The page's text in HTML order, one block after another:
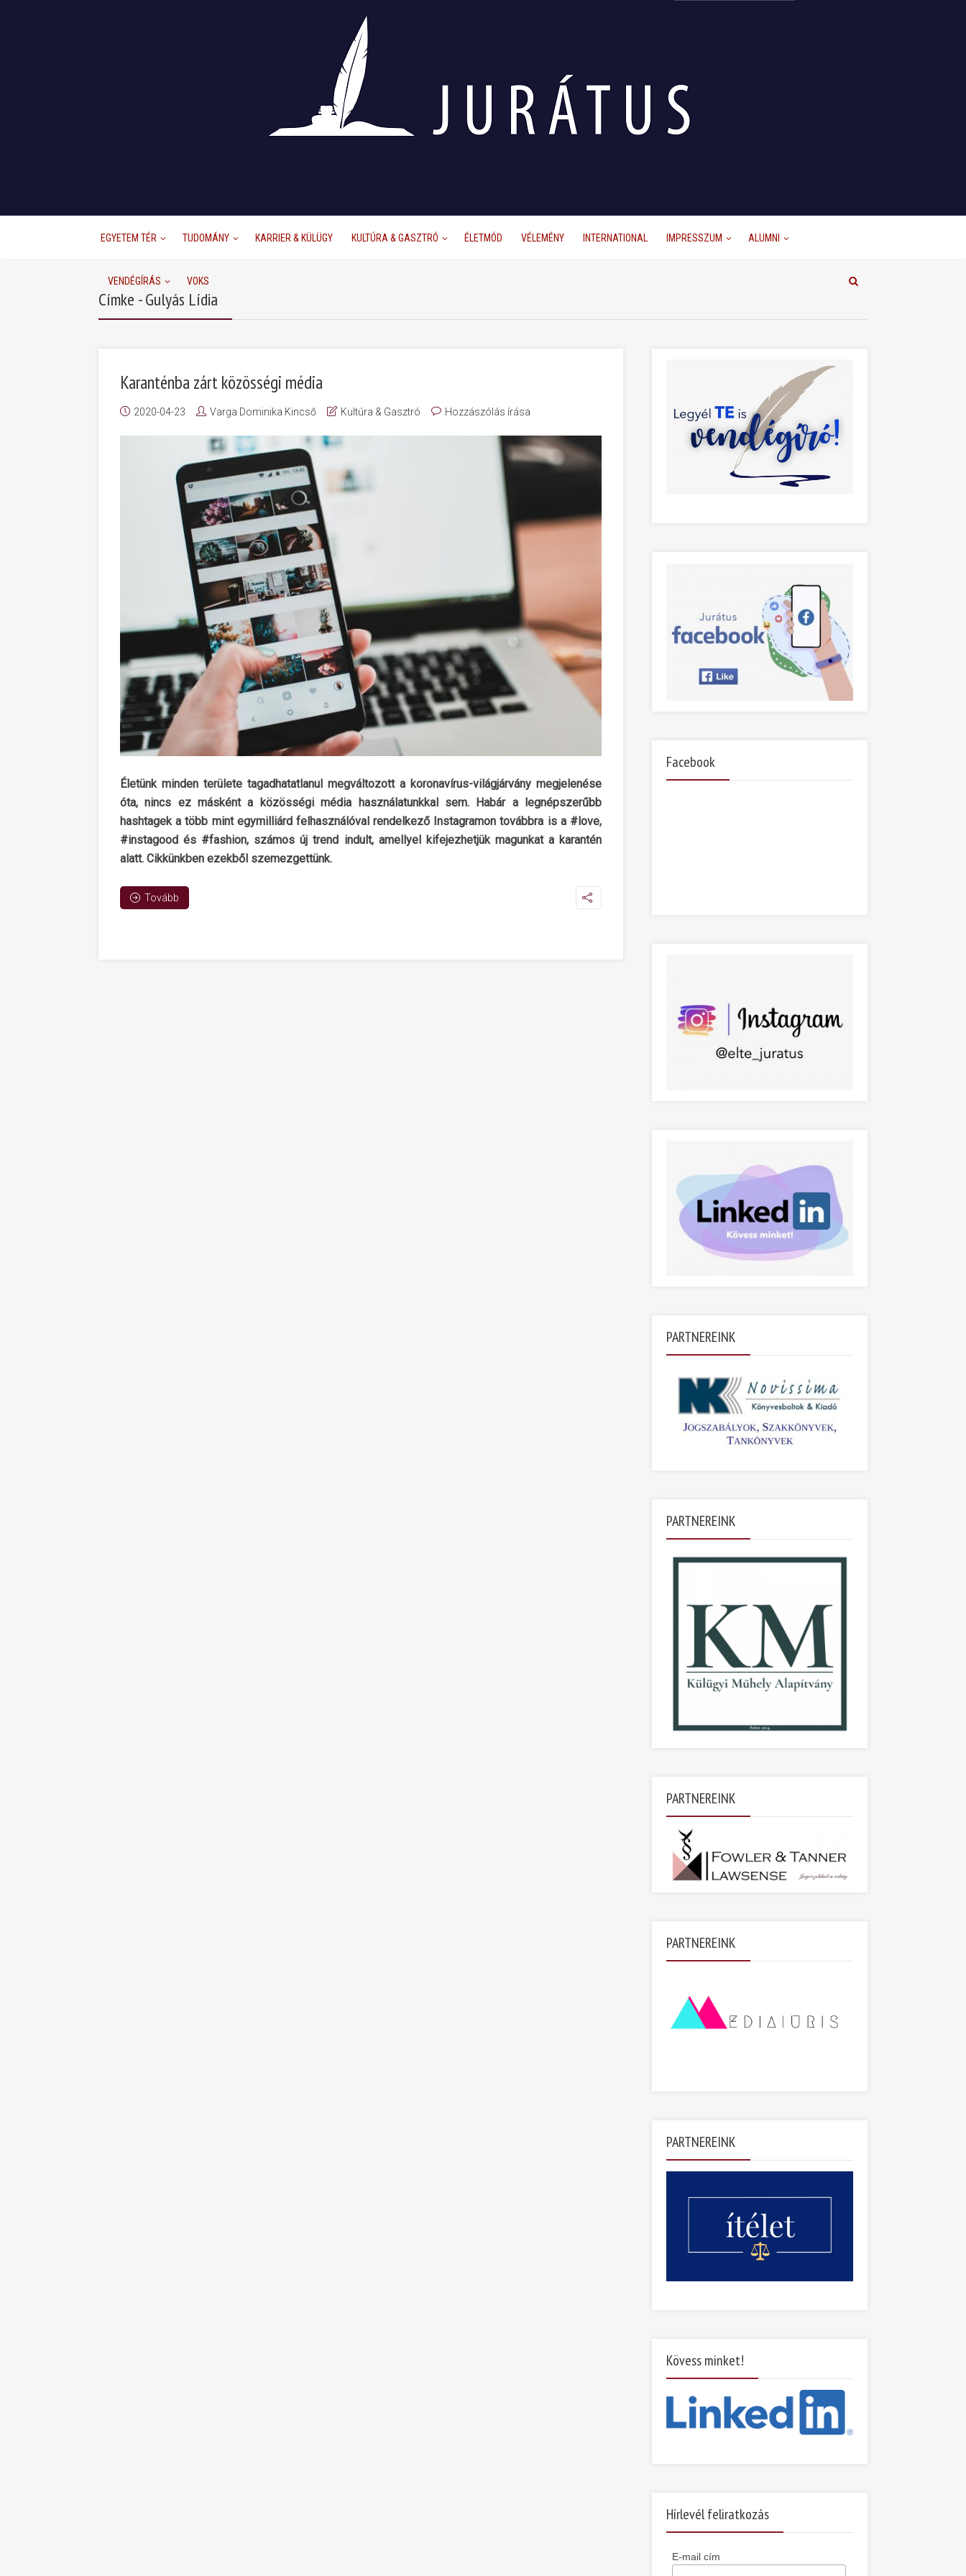
EGYETEM TÉR TUDOMÁNY KARRIER & KÜLÜGY KULTÚRA & GASZTRÓ ÉLETMÓD VÉLEMÉNY INTERNATIONAL IMPRESSZUM ALUMNI
VENDÉGÍRÁS VOKS
Címke - Gulyás Lídia
Karanténba zárt közösségi média
2020-04-23 Varga Dominika Kincső Kultúra & Gasztró Hozzászólás írása
Életünk minden területe tagadhatatlanul megváltozott a koronavírus-világjárvány megjelenése
óta, nincs ez másként a közösségi média használatunkkal sem. Habár a legnépszerűbb
hashtagek a több mint egymilliárd felhasználóval rendelkező Instagramon továbbra is a #love,
#instagood és #fashion, számos új trend indult, amellyel kifejezhetjük magunkat a karantén
alatt. Cikkünkben ezekből szemezgettünk.
Tovább
Facebook
PARTNEREINK
PARTNEREINK
PARTNEREINK
PARTNEREINK
PARTNEREINK
Kövess minket!
Hírlevél feliratkozás
E-mail cím